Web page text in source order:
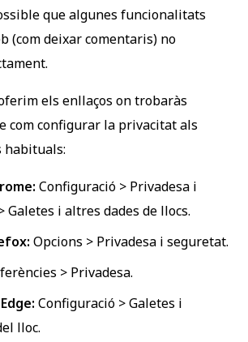
que algunes funcionalitats
(com deixar comentaris) no
els enllaços on trobaràs
com configurar la privacitat als
habituals:
Configuració > Privadesa i
Galetes i altres dades de llocs.
Opcions > Privadesa i seguretat.
> Privadesa.
Configuració > Galetes i
lloc.